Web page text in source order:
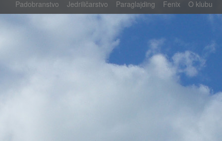
Padobranstvo
Jedriličarstvo Paraglajding Fenix O klubu